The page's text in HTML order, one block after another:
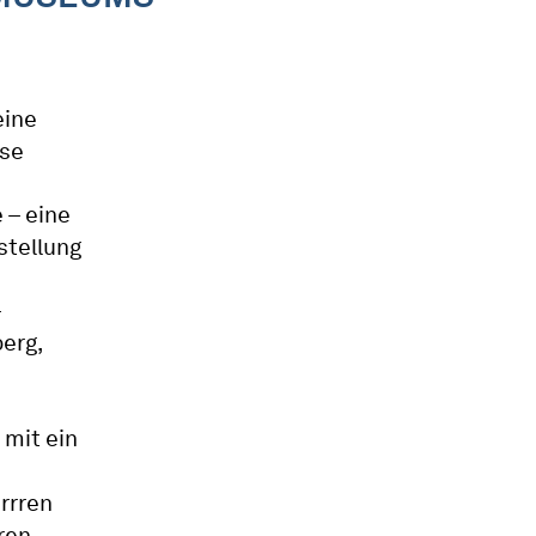
– eine
mit ein